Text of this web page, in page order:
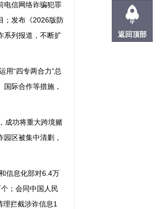
电信网络诈骗犯罪
；发布《2026版防
系列报道，不断扩
用“四专两合力”总
际合作等措施，
成功将重大跨境赌
区被集中清剿，
信息化部对6.4万
；会同中国人民
拦截涉诈信息1
返回顶部